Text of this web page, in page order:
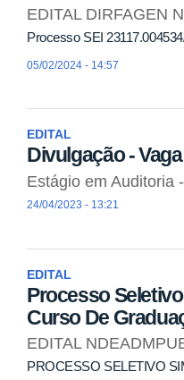
EDITAL DIRFAGEN
Processo SEI
05/02/2024 - 14:57
EDITAL
Divulgação -
Estágio em Auditoria
24/04/2023 - 13:21
EDITAL
Processo
Curso De
EDITAL
PROCESSO SELETIVO